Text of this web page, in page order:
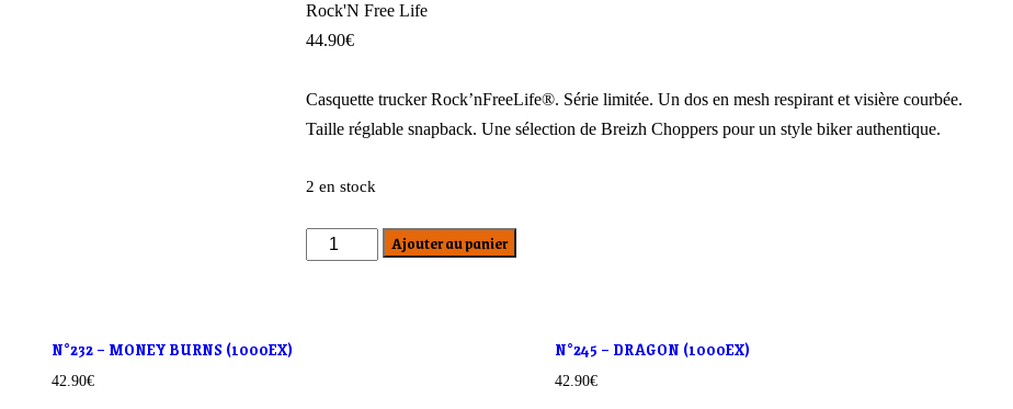
Rock'N Free Life
44.90€
Casquette trucker Rock’nFreeLife®. Série limitée. Un dos en mesh respirant et visière courbée.
Taille réglable snapback. Une sélection de Breizh Choppers pour un style biker authentique.
2 en stock
quantité
Ajouter au panier
N°232 – MONEY BURNS (1000EX)
42.90€
N°245 – DRAGON (1000EX)
42.90€